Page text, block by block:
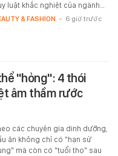
luật khắc nghiệt của ngành…
& FASHION - 6 giờ trước
"hỏng": 4 thói
âm thầm rước
các chuyên gia dinh dưỡng,
ăn không chỉ có "hạn sử
mà còn có "tuổi thọ" sau